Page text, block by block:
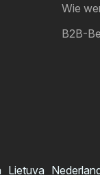
Wie
B2B-
Lietuva